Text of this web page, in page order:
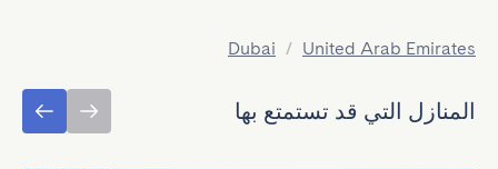
United Arab Emirates
/
Dubai
المنازل التي قد تستمتع بها